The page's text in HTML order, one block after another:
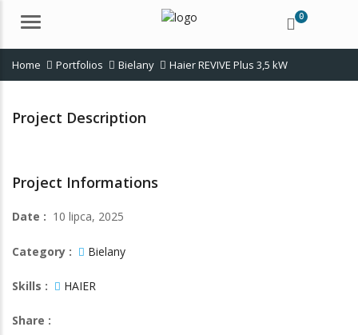
Menu 0
Home Portfolios Bielany Haier REVIVE Plus 3,5 kW
Project Description
Project Informations
Date : 10 lipca, 2025
Category : Bielany
Skills : HAIER
Share :